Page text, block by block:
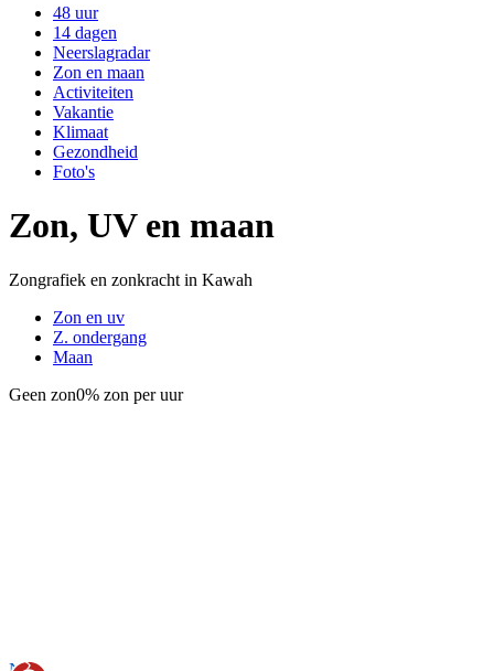
48 uur
14 dagen
Neerslagradar
Zon en maan
Activiteiten
Vakantie
Klimaat
Gezondheid
Foto's
Zon, UV en maan
Zongrafiek en zonkracht in Kawah
Zon en uv
Z. ondergang
Maan
Geen zon0% zon per uur